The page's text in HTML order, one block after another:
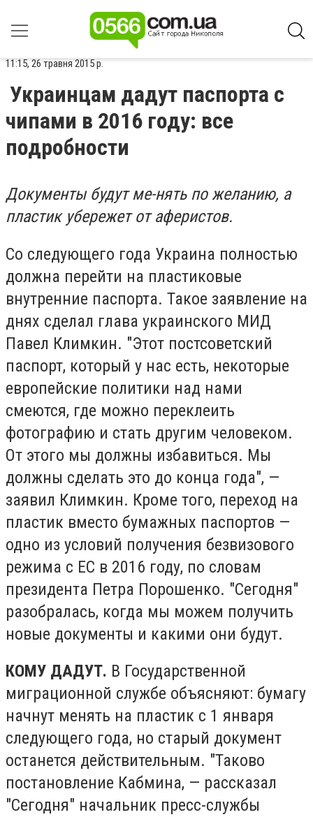
11:15, 26 травня 2015 р.
Украинцам дадут паспорта с
чипами в 2016 году: все
подробности
Документы будут ме­-нять по желанию, а
пластик убережет от аферистов.
Со следующего года Украина полностью
должна перейти на пластиковые
внутренние паспорта. Такое заявление на
днях сделал глава украинского МИД
Павел Климкин. "Этот постсоветский
паспорт, который у нас есть, некоторые
европейские политики над нами
смеются, где можно переклеить
фотографию и стать другим человеком.
От этого мы должны избавиться. Мы
должны сделать это до конца года", —
заявил Климкин. Кроме того, переход на
пластик вместо бумажных паспортов —
одно из условий получения безвизового
режима с ЕС в 2016 году, по словам
президента Петра Порошенко. "Сегодня"
разобралась, когда мы можем получить
новые документы и какими они будут.
КОМУ ДАДУТ. В Государственной
миграционной службе объясняют: бумагу
начнут менять на пластик с 1 января
следующего года, но старый документ
останется действительным. "Таково
постановление Кабмина, — рассказал
"Сегодня" начальник пресс-службы